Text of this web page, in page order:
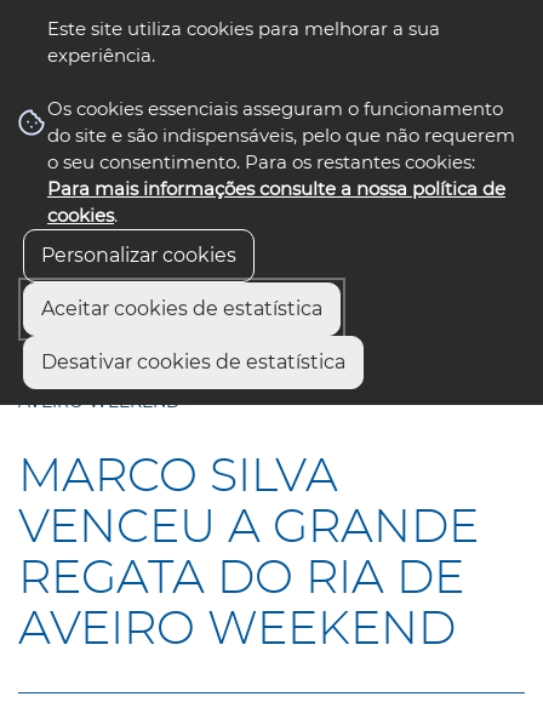
Este site utiliza cookies para melhorar a sua
experiência.
Os cookies essenciais asseguram o funcionamento
do site e são indispensáveis, pelo que não requerem
o seu consentimento. Para os restantes cookies:
Para mais informações consulte a nossa política de
cookies.
Personalizar cookies
Aceitar cookies de estatística
Desativar cookies de estatística
nos select language
Início
MARCO SILVA VENCEU A GRANDE REGATA DO RIA DE
AVEIRO WEEKEND
MARCO SILVA
VENCEU A GRANDE
REGATA DO RIA DE
AVEIRO WEEKEND